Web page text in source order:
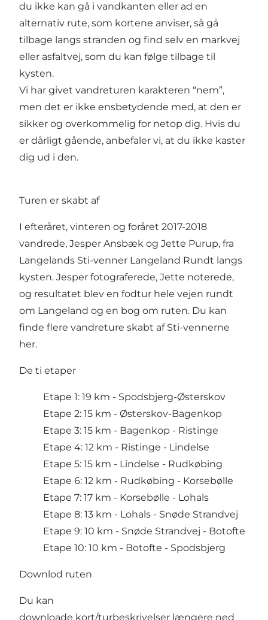
du ikke kan gå i vandkanten eller ad en
alternativ rute, som kortene anviser, så gå
tilbage langs stranden og find selv en markvej
eller asfaltvej, som du kan følge tilbage til
kysten.
Vi har givet vandreturen karakteren “nem”,
men det er ikke ensbetydende med, at den er
sikker og overkommelig for netop dig. Hvis du
er dårligt gående, anbefaler vi, at du ikke kaster
dig ud i den.
Turen er skabt af
I efteråret, vinteren og foråret 2017-2018
vandrede, Jesper Ansbæk og Jette Purup, fra
Langelands Sti-venner Langeland Rundt langs
kysten. Jesper fotograferede, Jette noterede,
og resultatet blev en fodtur hele vejen rundt
om Langeland og en bog om ruten. Du kan
finde flere vandreture skabt af Sti-vennerne
her.
De ti etaper
Etape 1: 19 km - Spodsbjerg-Østerskov
Etape 2: 15 km - Østerskov-Bagenkop
Etape 3: 15 km - Bagenkop - Ristinge
Etape 4: 12 km - Ristinge - Lindelse
Etape 5: 15 km - Lindelse - Rudkøbing
Etape 6: 12 km - Rudkøbing - Korsebølle
Etape 7: 17 km - Korsebølle - Lohals
Etape 8: 13 km - Lohals - Snøde Strandvej
Etape 9: 10 km - Snøde Strandvej - Botofte
Etape 10: 10 km - Botofte - Spodsbjerg
Downlod ruten
Du kan
downloade kort/turbeskrivelser længere ned